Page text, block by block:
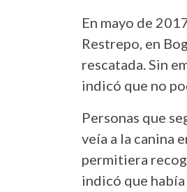
En mayo de
Restrepo, en
rescatada. Sin
indicó que no
Personas que
veía a la canina
permitiera
indicó que